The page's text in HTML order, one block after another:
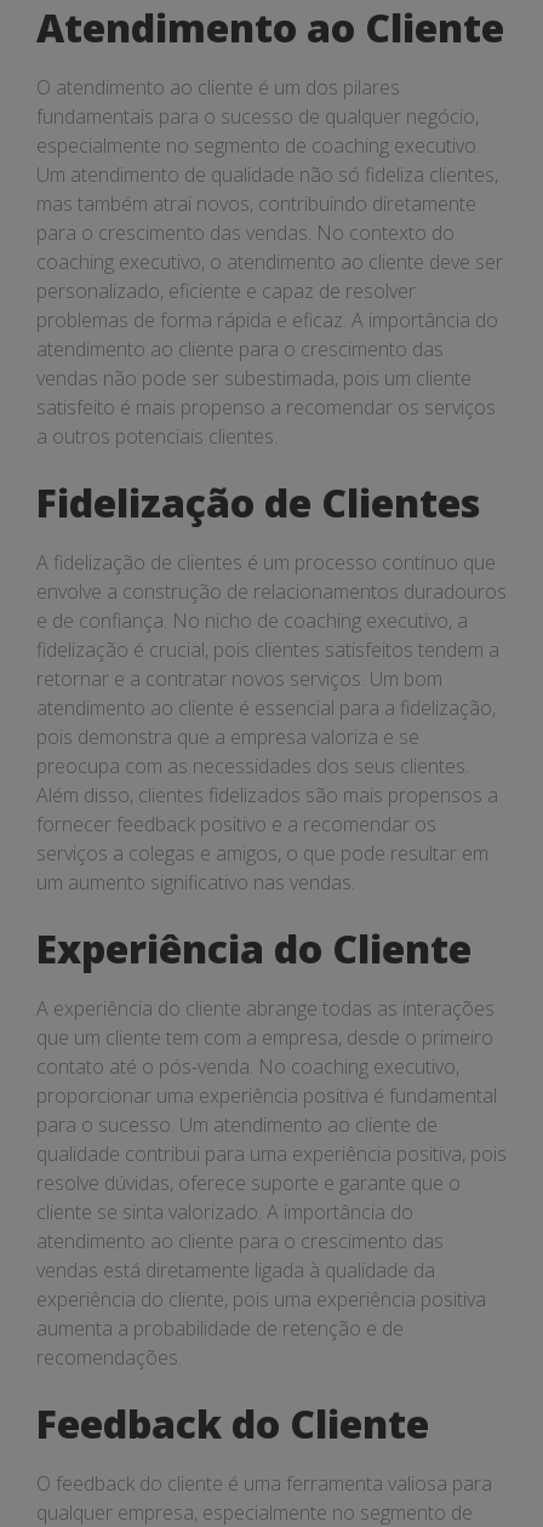
Crescimento
das
Vendas
Atendimento ao Cliente
O atendimento ao cliente é um dos pilares
fundamentais para o sucesso de qualquer negócio,
especialmente no segmento de coaching executivo.
Um atendimento de qualidade não só fideliza clientes,
mas também atrai novos, contribuindo diretamente
para o crescimento das vendas. No contexto do
coaching executivo, o atendimento ao cliente deve ser
personalizado, eficiente e capaz de resolver
problemas de forma rápida e eficaz. A importância do
atendimento ao cliente para o crescimento das
vendas não pode ser subestimada, pois um cliente
satisfeito é mais propenso a recomendar os serviços
a outros potenciais clientes.
Fidelização de Clientes
A fidelização de clientes é um processo contínuo que
envolve a construção de relacionamentos duradouros
e de confiança. No nicho de coaching executivo, a
fidelização é crucial, pois clientes satisfeitos tendem a
retornar e a contratar novos serviços. Um bom
atendimento ao cliente é essencial para a fidelização,
pois demonstra que a empresa valoriza e se
preocupa com as necessidades dos seus clientes.
Além disso, clientes fidelizados são mais propensos a
fornecer feedback positivo e a recomendar os
serviços a colegas e amigos, o que pode resultar em
um aumento significativo nas vendas.
Experiência do Cliente
A experiência do cliente abrange todas as interações
que um cliente tem com a empresa, desde o primeiro
contato até o pós-venda. No coaching executivo,
proporcionar uma experiência positiva é fundamental
para o sucesso. Um atendimento ao cliente de
qualidade contribui para uma experiência positiva, pois
resolve dúvidas, oferece suporte e garante que o
cliente se sinta valorizado. A importância do
atendimento ao cliente para o crescimento das
vendas está diretamente ligada à qualidade da
experiência do cliente, pois uma experiência positiva
aumenta a probabilidade de retenção e de
recomendações.
Feedback do Cliente
O feedback do cliente é uma ferramenta valiosa para
qualquer empresa, especialmente no segmento de